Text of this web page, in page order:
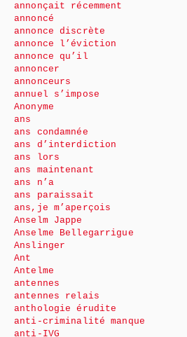
annonçait récemment
annoncé
annonce discrète
annonce l’éviction
annonce qu’il
annoncer
annonceurs
annuel s’impose
Anonyme
ans
ans condamnée
ans d’interdiction
ans lors
ans maintenant
ans n’a
ans paraissait
ans,je m’aperçois
Anselm Jappe
Anselme Bellegarrigue
Anslinger
Ant
Antelme
antennes
antennes relais
anthologie érudite
anti-criminalité manque
anti-IVG